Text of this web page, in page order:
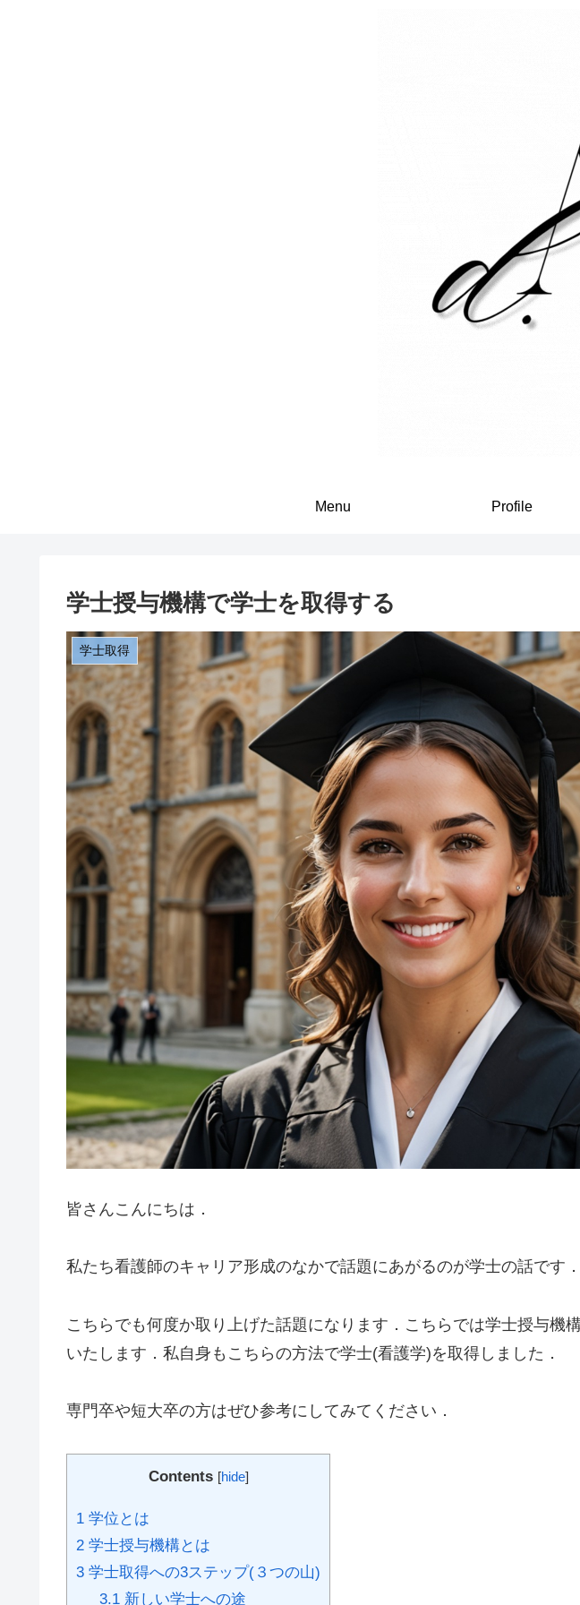
Menu Profile
学士授与機構で学士を取得する
学士取得
皆さんこんにちは．
私たち看護師のキャリア形成のなかで話題にあがるのが学士の話です．
こちらでも何度か取り上げた話題になります．こちらでは学士授与機
いたします．私自身もこちらの方法で学士(看護学)を取得しました．
専門卒や短大卒の方はぜひ参考にしてみてください．
Contents [hide]
1 学位とは
2 学士授与機構とは
3 学士取得への3ステップ(３つの山)
3.1新しい学士への途